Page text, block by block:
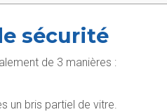
sécurité
de 3 manières :
un bris partiel de vitre.